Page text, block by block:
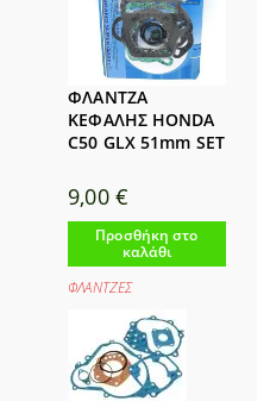
ΦΛΑΝΤΖΑ
ΚΕΦΑΛΗΣ HONDA
C50 GLX 51mm SET
9,00 €
Προσθήκη στο
καλάθι
ΦΛΑΝΤΖΕΣ